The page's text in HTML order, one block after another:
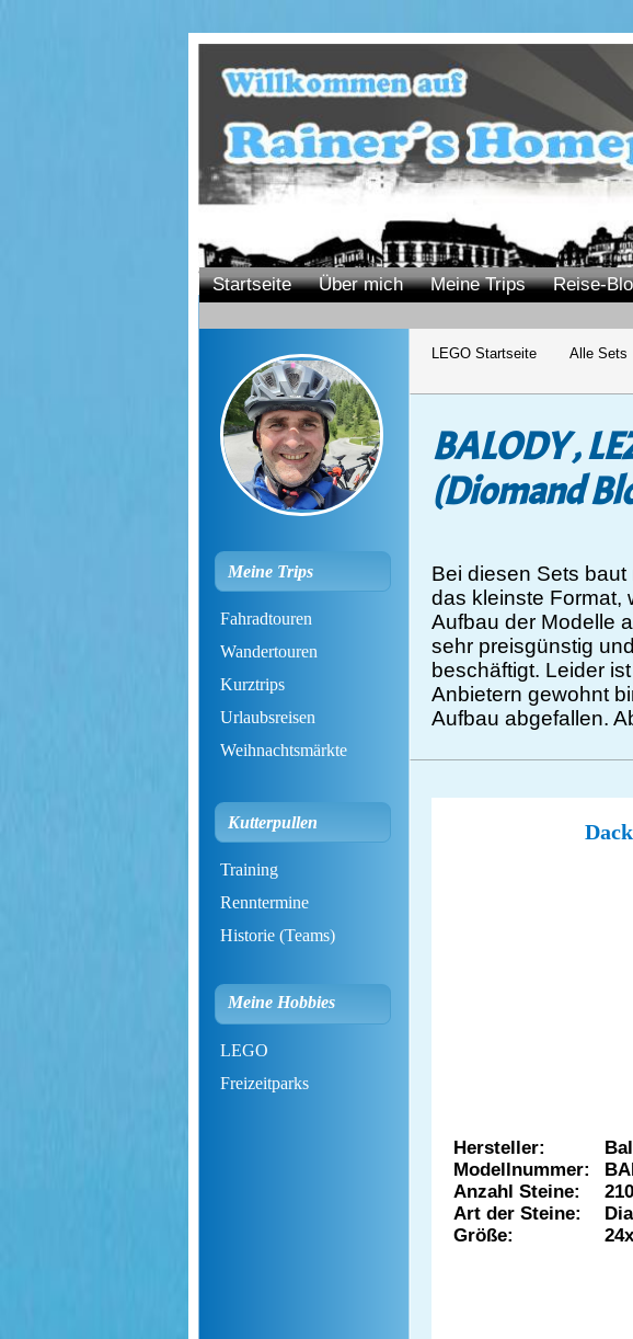
Fahradtouren
Wandertouren
Kurztrips
Urlaubsreisen
Weihnachtsmärkte
Training
Renntermine
Historie (Teams)
Kutterpullen
Meine Trips
LEGO
Freizeitparks
Meine Hobbies
LEGO Startseite Alle Sets
Startseite Über mich Meine Trips Reise-
Bei diesen Sets
das kleinste Format,
Aufbau der Modelle
sehr preisgünstig
beschäftigt. Leider
Anbietern gewohnt
Aufbau abgefallen.
BALODY ,
(Diomand